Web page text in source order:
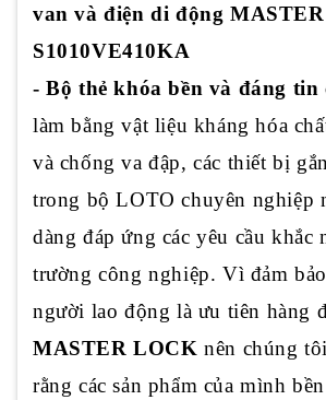
van và điện di động
S1010VE410KA
- Bộ thẻ khóa bền và đáng tin
làm bằng vật liệu kháng hóa
và chống va đập, các thiết bị
trong bộ LOTO chuyên nghiệp
dàng đáp ứng các yêu cầu khắc
trường công nghiệp. Vì đảm
người lao động là ưu tiên hàng
MASTER LOCK nên chúng
rằng các sản phẩm của mình